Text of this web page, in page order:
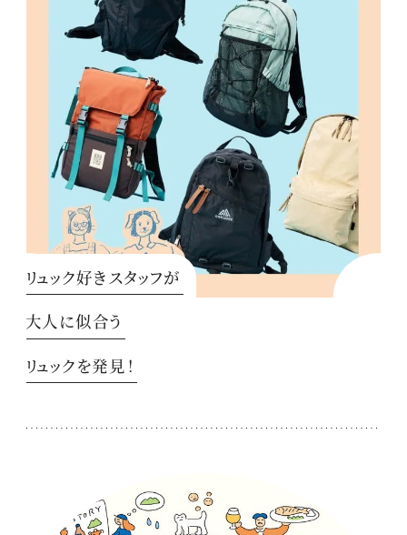
リュック好きスタッフが
大人に似合う
リュックを発見！